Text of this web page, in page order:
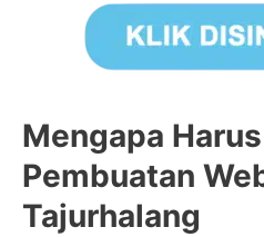
Mengapa
Pembuatan
Tajurhalang